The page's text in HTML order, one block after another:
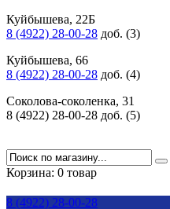
Куйбышева, 22Б
8 (4922) 28-00-28 доб. (3)
Куйбышева, 66
8 (4922) 28-00-28 доб. (4)
Соколова-соколенка, 31
8 (4922) 28-00-28 доб. (5)
Корзина: 0 товар
8 (4922) 28-00-28